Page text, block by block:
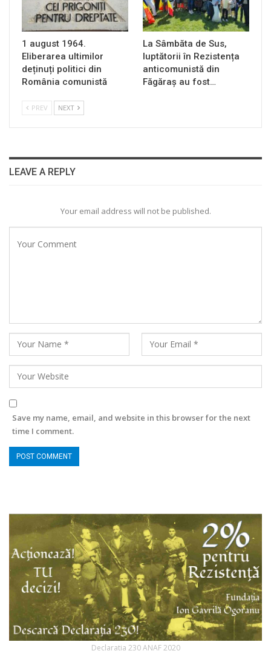
1 august 1964.
Eliberarea ultimilor
deținuți politici din
România comunistă
La Sâmbăta de Sus,
luptătorii în Rezistența
anticomunistă din
Făgăraș au fost…
PREV NEXT
LEAVE A REPLY
Your email address will not be published.
Save my name, email, and website in this browser for the next
time I comment.
Declaratia 230 ANAF 2020